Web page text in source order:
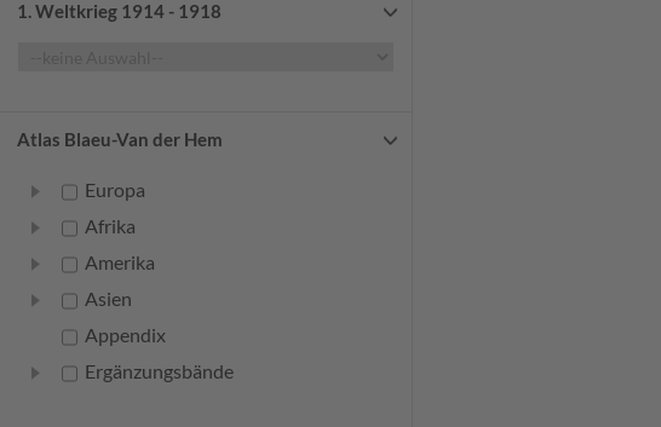
Frauen
Geistliche
Randgruppen
Weitere
1. Weltkrieg 1914 - 1918
Atlas Blaeu-Van der Hem
Europa
Afrika
Amerika
Asien
Appendix
Ergänzungsbände